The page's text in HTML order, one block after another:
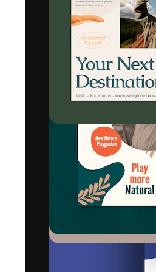
La piattaforma
migliori lavori.
creativi,
Italiano
Copyright ©